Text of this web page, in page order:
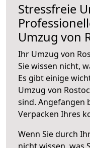
Stressfreie
Umzug von
Ihr Umzug von
Sie wissen nicht,
Es gibt einige
Umzug von
sind. Angefangen
Verpacken Ihres
Wenn Sie durch